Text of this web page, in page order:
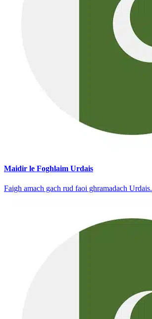
Maidir le Foghlaim Urdais
Faigh amach gach rud faoi ghramadach Urdais.